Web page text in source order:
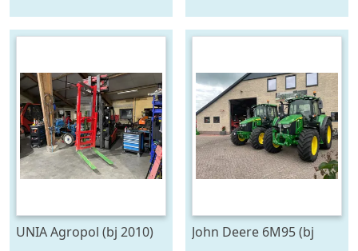
2026)
UNIA Agropol (bj 2010)
John Deere 6M95 (bj